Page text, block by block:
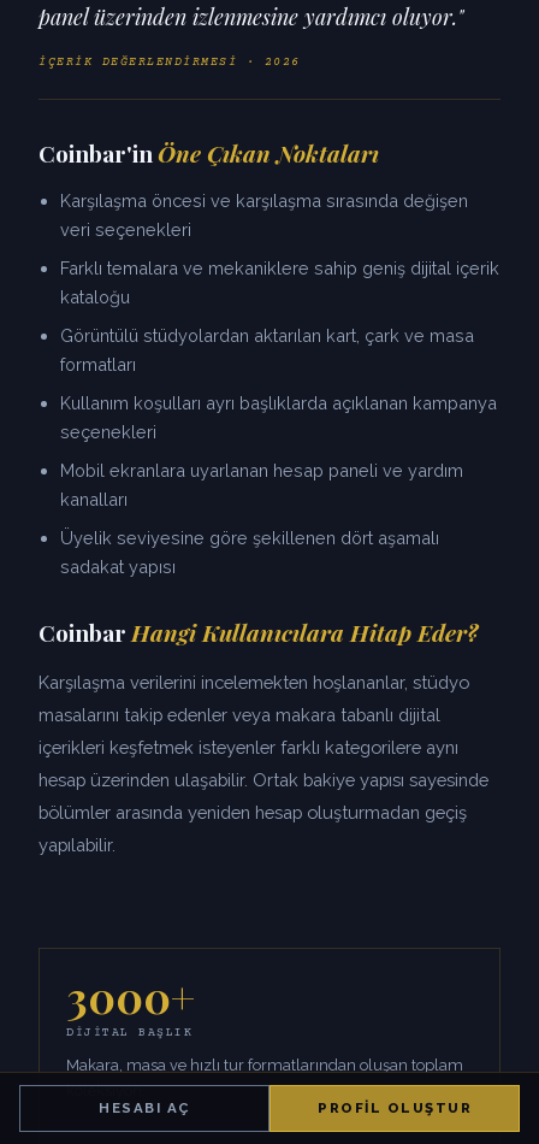
panel üzerinden izlenmesine yardımcı oluyor."
İÇERIK DEĞERLENDIRMESI · 2026
Coinbar'inÖne Çıkan Noktaları
Karşılaşma öncesi ve karşılaşma sırasında değişen
veri seçenekleri
Farklı temalara ve mekaniklere sahip geniş dijital içerik
kataloğu
Görüntülü stüdyolardan aktarılan kart, çark ve masa
formatları
Kullanım koşulları ayrı başlıklarda açıklanan kampanya
seçenekleri
Mobil ekranlara uyarlanan hesap paneli ve yardım
kanalları
Üyelik seviyesine göre şekillenen dört aşamalı
sadakat yapısı
Coinbar Hangi Kullanıcılara Hitap Eder?
Karşılaşma verilerini incelemekten hoşlananlar, stüdyo
masalarını takip edenler veya makara tabanlı dijital
içerikleri keşfetmek isteyenler farklı kategorilere aynı
hesap üzerinden ulaşabilir. Ortak bakiye yapısı sayesinde
bölümler arasında yeniden hesap oluşturmadan geçiş
yapılabilir.
3000+
DIJITAL BAŞLIK
Makara, masa ve hızlı tur formatlarından oluşan toplam
koleksiyon.
HESABI AÇ PROFIL OLUŞTUR